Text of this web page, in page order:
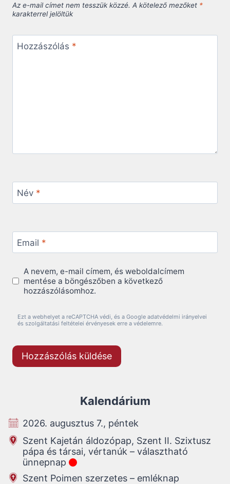
Az e-mail címet nem tesszük közzé. A kötelező mezőket *
karakterrel jelöltük
Hozzászólás *
Név *
Email *
A nevem, e-mail címem, és weboldalcímem
mentése a böngészőben a következő
hozzászólásomhoz.
Ezt a webhelyet a reCAPTCHA védi, és a Google adatvédelmi irányelvei
és szolgáltatási feltételei érvényesek erre a védelemre.
Kalendárium
2026. augusztus 7., péntek
Szent Kajetán áldozópap, Szent II. Szixtusz
pápa és társai, vértanúk – választható
ünnepnap
Szent Poimen szerzetes – emléknap